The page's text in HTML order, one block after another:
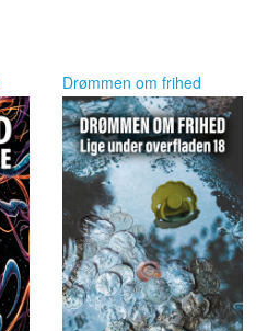
Drømmen om frihed